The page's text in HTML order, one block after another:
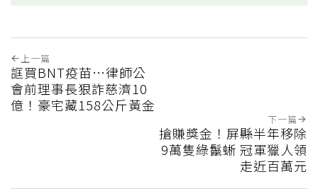
上一篇
誆買BNT疫苗…律師公
會前理事長狠詐慈濟10
億！豪宅藏158公斤黃金
下一篇
搶賺獎金！屏縣半年移除
9萬隻綠鬣蜥 冠軍獵人領
走近百萬元